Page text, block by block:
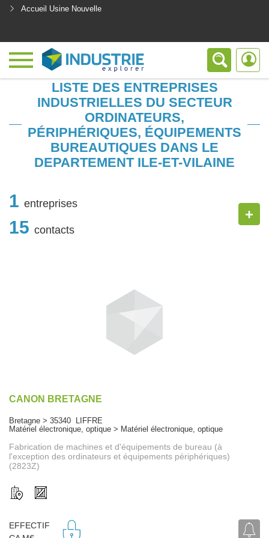
Accueil Usine Nouvelle
LISTE DES ENTREPRISES
INDUSTRIELLES DU SECTEUR
ORDINATEURS,
PÉRIPHÉRIQUES, ÉQUIPEMENTS
BUREAUTIQUES DANS LE
DEPARTEMENT ILE-ET-VILAINE
1 entreprises
15 contacts
+
CANON BRETAGNE
Bretagne > 35340 LIFFRE
Matériel électronique, optique > Matériel électronique, optique
Fabrication de machines et d'équipements de bureau (à
l'exception des ordinateurs et équipements périphériques)
(2823Z)
EFFECTIF